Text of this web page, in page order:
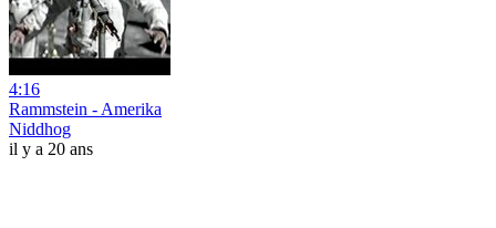
4:16
Rammstein - Amerika
Niddhog
il y a 20 ans